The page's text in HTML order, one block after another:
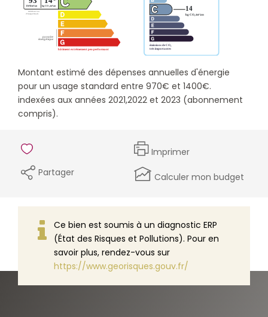
Montant estimé des dépenses annuelles d'énergie
pour un usage standard entre 970€ et 1400€.
indexées aux années 2021,2022 et 2023 (abonnement
compris).
Imprimer
Partager
Calculer mon budget
Ce bien est soumis à un diagnostic ERP
(État des Risques et Pollutions). Pour en
savoir plus, rendez-vous sur
https://www.georisques.gouv.fr/